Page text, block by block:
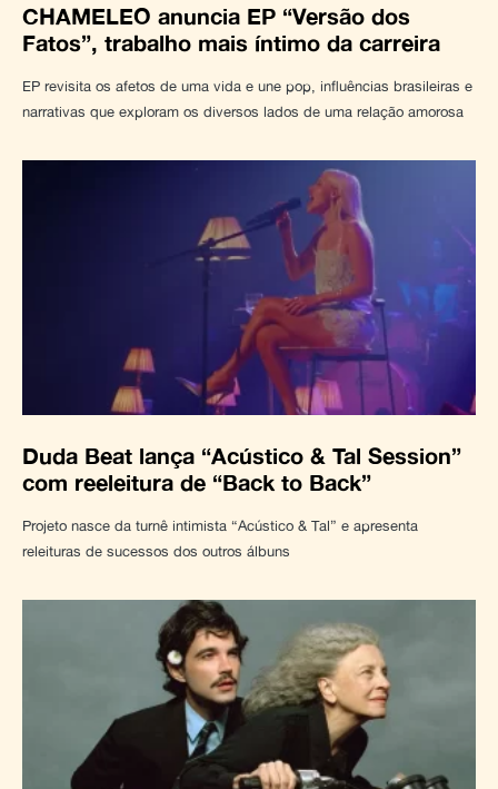
CHAMELEO anuncia EP “Versão dos
Fatos”, trabalho mais íntimo da carreira
EP revisita os afetos de uma vida e une pop, influências brasileiras e
narrativas que exploram os diversos lados de uma relação amorosa
Duda Beat lança “Acústico & Tal Session”
com reeleitura de “Back to Back”
Projeto nasce da turnê intimista “Acústico & Tal” e apresenta
releituras de sucessos dos outros álbuns